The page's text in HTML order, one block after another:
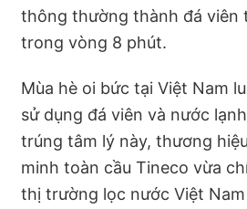
thông thường thành đá viên
trong vòng 8 phút.
Mùa hè oi bức tại Việt Nam
sử dụng đá viên và nước
trúng tâm lý này, thương
minh toàn cầu Tineco vừa
thị trường lọc nước Việt